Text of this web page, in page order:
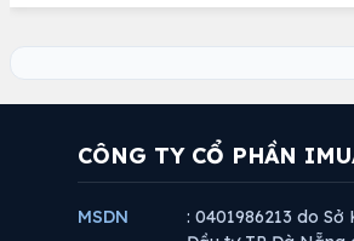
CÔNG TY CỔ PHẦN
MSDN
: 0401986213 do Sở